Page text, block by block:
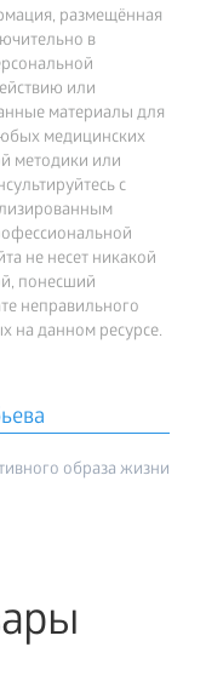
размещённая
в
или
материалы для
медицинских
методики или
с
не несет никакой
понесший
неправильного
на данном ресурсе.
образа жизни